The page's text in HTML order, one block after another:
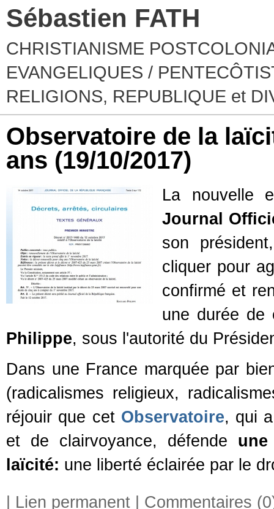
Sébastien FATH
CHRISTIANISME
EVANGELIQUES /
RELIGIONS, REPUBLIQUE et
Observatoire de la
ans (19/10/2017)
La nouvelle
Journal
son
cliquer pour
confirmé et
une durée de
Philippe, sous l'autorité du
Dans une France marquée par
(radicalismes religieux,
réjouir que cet Observatoire, qui
et de clairvoyance, défende
laïcité: une liberté éclairée par le
Lien permanent
Commentaires